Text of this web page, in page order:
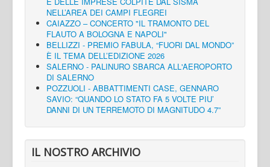
NELL’AREA DEI CAMPI FLEGREI
CAIAZZO – CONCERTO "IL TRAMONTO DEL
FLAUTO A BOLOGNA E NAPOLI"
BELLIZZI - PREMIO FABULA, “FUORI DAL MONDO”
È IL TEMA DELL’EDIZIONE 2026
SALERNO - PALINURO SBARCA ALL'AEROPORTO
DI SALERNO
POZZUOLI - ABBATTIMENTI CASE, GENNARO
SAVIO: “QUANDO LO STATO FA 5 VOLTE PIU’
DANNI DI UN TERREMOTO DI MAGNITUDO 4.7”
IL NOSTRO ARCHIVIO